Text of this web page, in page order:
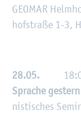
GEO­MAR
hof­stra­ße 1-3,
28.05.
Spra­che
nis­ti­sches